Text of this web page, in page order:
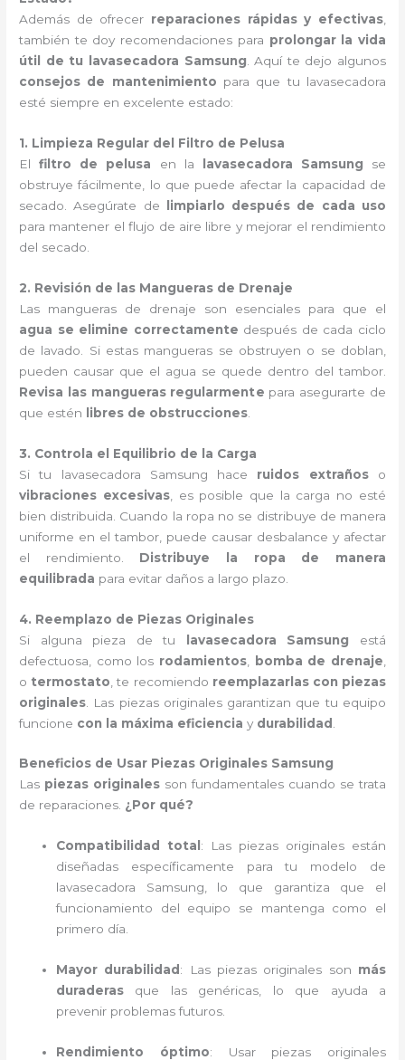
Además de ofrecer reparaciones rápidas y efectivas,
también te doy recomendaciones para prolongar la vida
útil de tu lavasecadora Samsung . Aquí te dejo algunos
consejos de mantenimiento para que tu lavasecadora
esté siempre en excelente estado:
1. Limpieza Regular del Filtro de Pelusa
Elfiltro de pelusa en la lavasecadora Samsung se
obstruye fácilmente, lo que puede afectar la capacidad de
secado. Asegúrate de
limpiarlo después de cada uso
para mantener el flujo de aire libre y mejorar el rendimiento
del secado.
2. Revisión de las Mangueras de Drenaje
Las mangueras de drenaje son esenciales para que el
agua se elimine correctamente después de cada ciclo
de lavado. Si estas mangueras se obstruyen o se doblan,
pueden causar que el agua se quede dentro del tambor.
Revisa las mangueras regularmente para asegurarte de
que estén
libres de obstrucciones
3. Controla el Equilibrio de la Carga
Si tu lavasecadora Samsung hace ruidos extrañoso
vibraciones excesivas, es posible que la carga no esté
bien distribuida. Cuando la ropa no se distribuye de manera
uniforme en el tambor, puede causar desbalance y afectar
el rendimiento. Distribuye la ropa de manera
equilibrada para evitar daños a largo plazo.
4. Reemplazo de Piezas Originales
Si alguna pieza de tu lavasecadora Samsung está
defectuosa, como los rodamientos bomba de drenaje
o termostato , te recomiendo reemplazarlas con piezas
originales . Las piezas originales garantizan que tu equipo
funcione con la máxima eficiencia y durabilidad
Beneficios de Usar Piezas Originales Samsung
Las piezas originales son fundamentales cuando se trata
de reparaciones. ¿Por qué?
Compatibilidad total : Las piezas originales están
diseñadas específicamente para tu modelo de
lavasecadora Samsung, lo que garantiza que el
funcionamiento del equipo se mantenga como el
primero día.
Mayor durabilidad : Las piezas originales son más
duraderas que las genéricas, lo que ayuda a
prevenir problemas futuros.
Rendimiento óptimo: Usar piezas originales